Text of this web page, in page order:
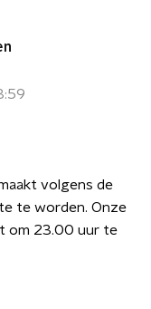
volgens de
te worden. Onze
om 23.00 uur te